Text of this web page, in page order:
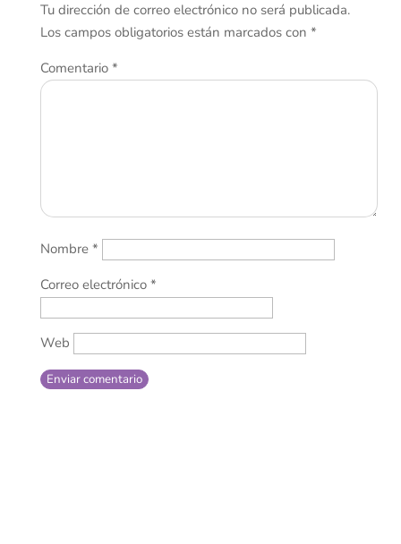
Tu dirección de correo electrónico no será publicada.
Los campos obligatorios están marcados con *
Comentario *
Nombre *
Correo electrónico *
Web
Enviar comentario